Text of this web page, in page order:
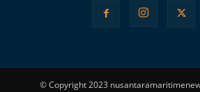
© Copyright 2023